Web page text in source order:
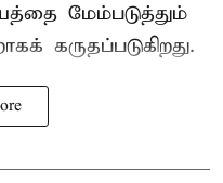
மேம்படுத்தும்
கருதப்படுகிறது.